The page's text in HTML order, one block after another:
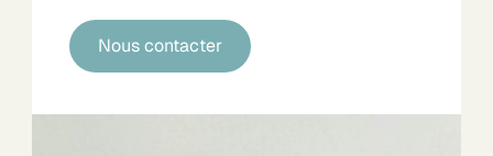
Nous contacter